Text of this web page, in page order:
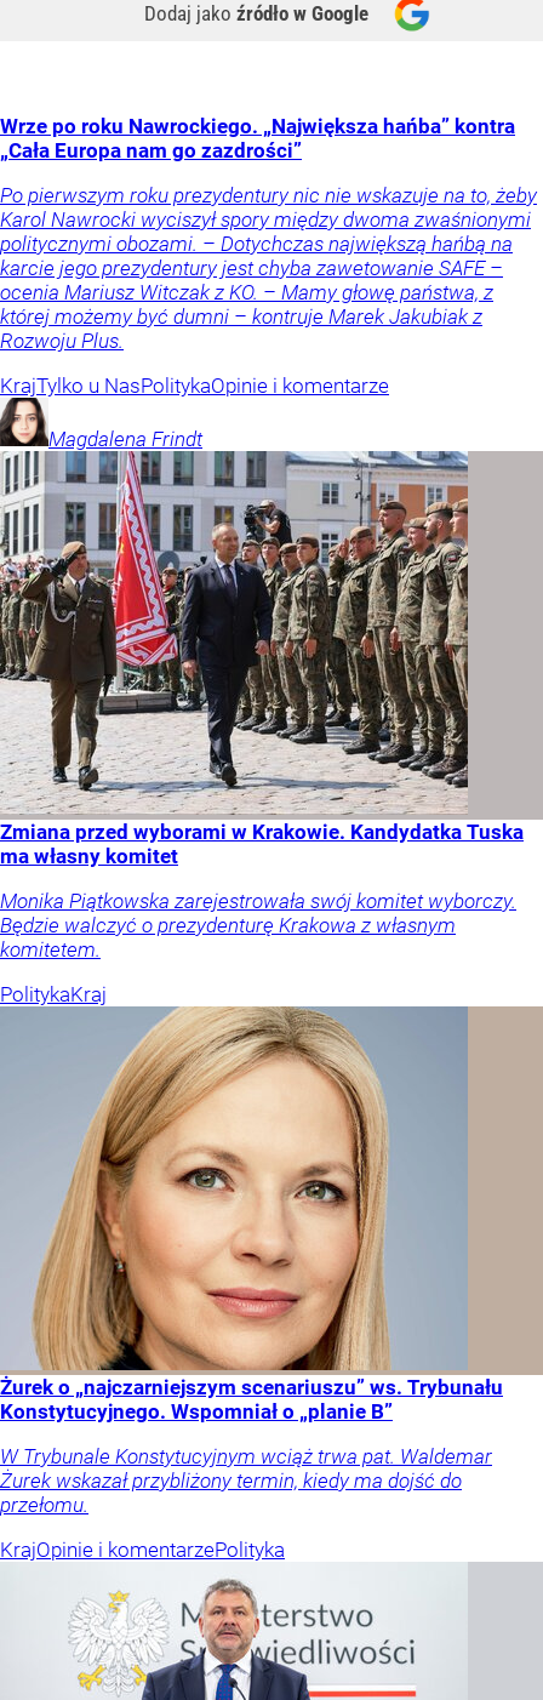
Dodaj jako źródło w Google
Wrze po roku Nawrockiego. „Największa hańba” kontra
„Cała Europa nam go zazdrości”
Po pierwszym roku prezydentury nic nie wskazuje na to, żeby
Karol Nawrocki wyciszył spory między dwoma zwaśnionymi
politycznymi obozami. – Dotychczas największą hańbą na
karcie jego prezydentury jest chyba zawetowanie SAFE –
ocenia Mariusz Witczak z KO. – Mamy głowę państwa, z
której możemy być dumni – kontruje Marek Jakubiak z
Rozwoju Plus.
KrajTylko u NasPolitykaOpinie i komentarze
Magdalena Frindt
Zmiana przed wyborami w Krakowie. Kandydatka Tuska
ma własny komitet
Monika Piątkowska zarejestrowała swój komitet wyborczy.
Będzie walczyć o prezydenturę Krakowa z własnym
komitetem.
PolitykaKraj
Żurek o „najczarniejszym scenariuszu” ws. Trybunału
Konstytucyjnego. Wspomniał o „planie B”
W Trybunale Konstytucyjnym wciąż trwa pat. Waldemar
Żurek wskazał przybliżony termin, kiedy ma dojść do
przełomu.
KrajOpinie i komentarzePolityka